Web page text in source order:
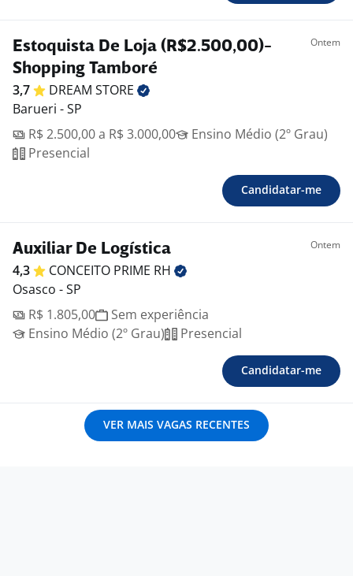
Estoquista De Loja (R$2.500,00)-
Shopping Tamboré
Ontem
3,7 DREAM STORE
Barueri - SP
R$ 2.500,00 a R$ 3.000,00
Ensino Médio (2º Grau)
Presencial
Candidatar-me
Auxiliar De Logística Ontem
4,3 CONCEITO PRIME RH
Osasco - SP
R$ 1.805,00
Sem experiência
Ensino Médio (2º Grau)
Presencial
Candidatar-me
VER MAIS VAGAS RECENTES